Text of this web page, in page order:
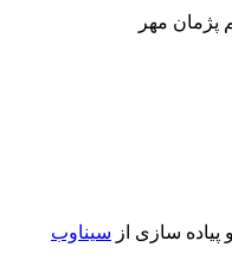
مهر
سازی از سیناوب